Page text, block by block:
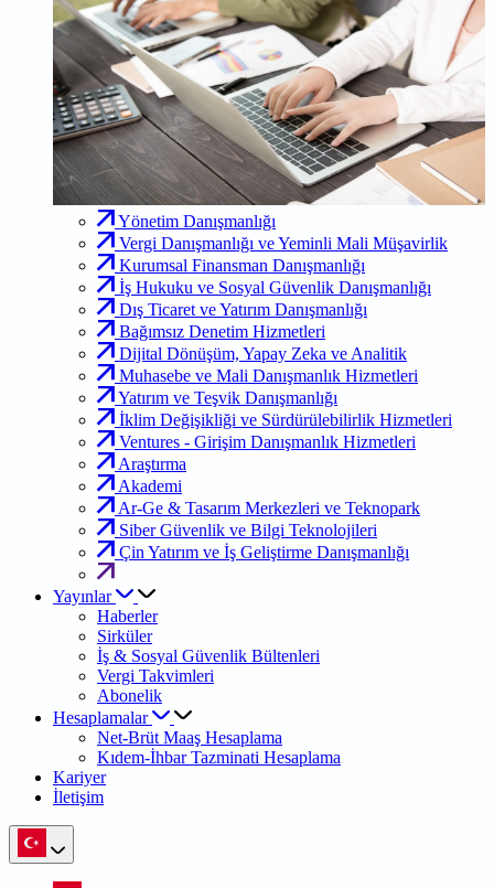
Yönetim Danışmanlığı
Vergi Danışmanlığı ve Yeminli Mali Müşavirlik
Kurumsal Finansman Danışmanlığı
İş Hukuku ve Sosyal Güvenlik Danışmanlığı
Dış Ticaret ve Yatırım Danışmanlığı
Bağımsız Denetim Hizmetleri
Dijital Dönüşüm, Yapay Zeka ve Analitik
Muhasebe ve Mali Danışmanlık Hizmetleri
Yatırım ve Teşvik Danışmanlığı
İklim Değişikliği ve Sürdürülebilirlik Hizmetleri
Ventures - Girişim Danışmanlık Hizmetleri
Araştırma
Akademi
Ar-Ge & Tasarım Merkezleri ve Teknopark
Siber Güvenlik ve Bilgi Teknolojileri
Çin Yatırım ve İş Geliştirme Danışmanlığı
Yayınlar
Haberler
Sirküler
İş & Sosyal Güvenlik Bültenleri
Vergi Takvimleri
Abonelik
Hesaplamalar
Net-Brüt Maaş Hesaplama
Kıdem-İhbar Tazminati Hesaplama
Kariyer
İletişim